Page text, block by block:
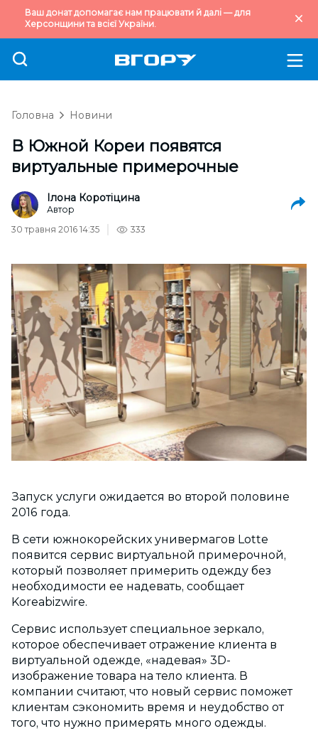
Ваш донат допомагає нам працювати й далі — для
Херсонщини та всієї України.
Головна Новини
В Южной Кореи появятся
виртуальные примерочные
Ілона Коротіцина
Автор
30 травня 2016 14:35
333
Запуск услуги ожидается во второй половине
2016 года.
В сети южнокорейских универмагов Lotte
появится сервис виртуальной примерочной,
который позволяет примерить одежду без
необходимости ее надевать, сообщает
Koreabizwire.
Сервис использует специальное зеркало,
которое обеспечивает отражение клиента в
виртуальной одежде, «надевая» 3D-
изображение товара на тело клиента. В
компании считают, что новый сервис поможет
клиентам сэкономить время и неудобство от
того, что нужно примерять много одежды.